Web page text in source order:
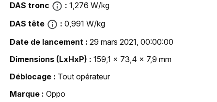
DAS tronc
1,276 W/kg
DAS tête
0,991 W/kg
Date de lancement
29 mars 2021, 00:00:00
Dimensions (LxHxP)
159,1 x 73,4 x 7,9 mm
Déblocage
Tout opérateur
Marque
Oppo